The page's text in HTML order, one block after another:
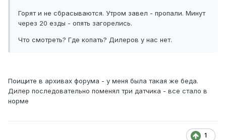
Горят и не сбрасываются. Утром завел - пропали. Минут
через 20 езды - опять загорелись.
Что смотреть? Где копать? Дилеров у нас нет.
Поищите в архивах форума - у меня была такая же беда.
Дилер последовательно поменял три датчика - все стало в
норме
1